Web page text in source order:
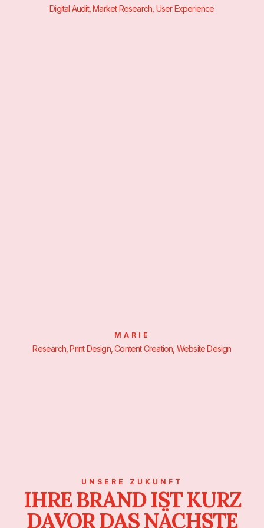
Digital Audit, Market Research, User Experience
MARIE
Research, Print Design, Content Creation, Website Design
UNSERE ZUKUNFT
IHRE BRAND IST KURZ
DAVOR DAS NÄCHSTE